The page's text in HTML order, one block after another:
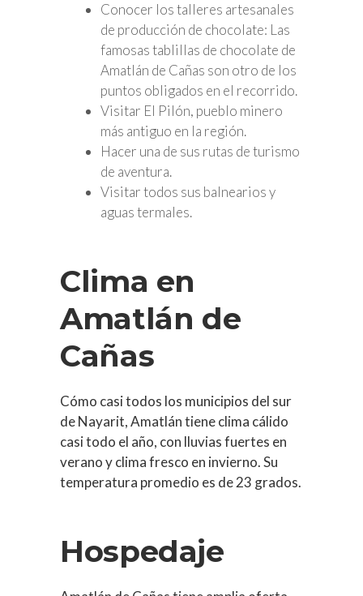
Conocer los talleres artesanales
de producción de chocolate: Las
famosas tablillas de chocolate de
Amatlán de Cañas son otro de los
puntos obligados en el recorrido.
Visitar El Pilón, pueblo minero
más antiguo en la región.
Hacer una de sus rutas de turismo
de aventura.
Visitar todos sus balnearios y
aguas termales.
Clima en
Amatlán de
Cañas
Cómo casi todos los municipios del sur
de Nayarit, Amatlán tiene clima cálido
casi todo el año, con lluvias fuertes en
verano y clima fresco en invierno. Su
temperatura promedio es de 23 grados.
Hospedaje